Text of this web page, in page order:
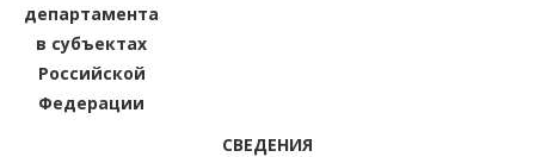
департамента
в субъектах
Российской
Федерации
СВЕДЕНИЯ